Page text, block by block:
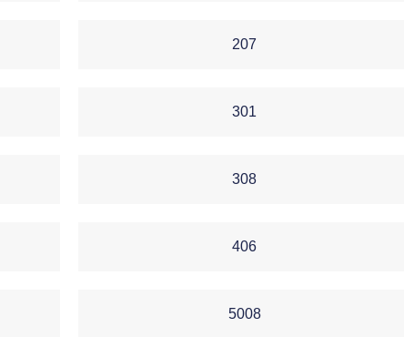
207
301
308
406
5008